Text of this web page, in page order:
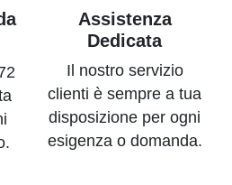
Assistenza
Dedicata
Il nostro servizio
clienti è sempre a tua
disposizione per ogni
esigenza o domanda.